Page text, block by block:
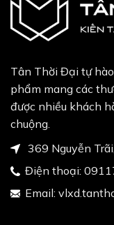
Tân Thời Đại tự
phẩm mang các
được nhiều khách
chuộng.
369 Nguyễn
Điện thoại:
Email: